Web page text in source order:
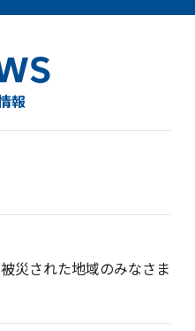
報
災された地域のみなさま